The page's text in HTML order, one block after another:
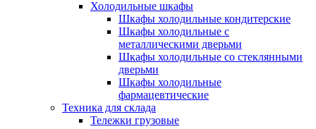
Холодильные шкафы
Шкафы холодильные кондитерские
Шкафы холодильные с
металлическими дверьми
Шкафы холодильные со стеклянными
дверьми
Шкафы холодильные
фармацевтические
Техника для склада
Тележки грузовые